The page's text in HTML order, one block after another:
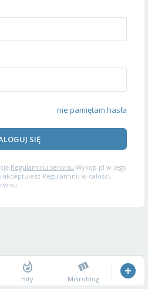
nie pamiętam hasła
SIĘ
Regulaminu serwisu Wykop.pl w jego
Regulaminu w całości,
Hity Mikroblog